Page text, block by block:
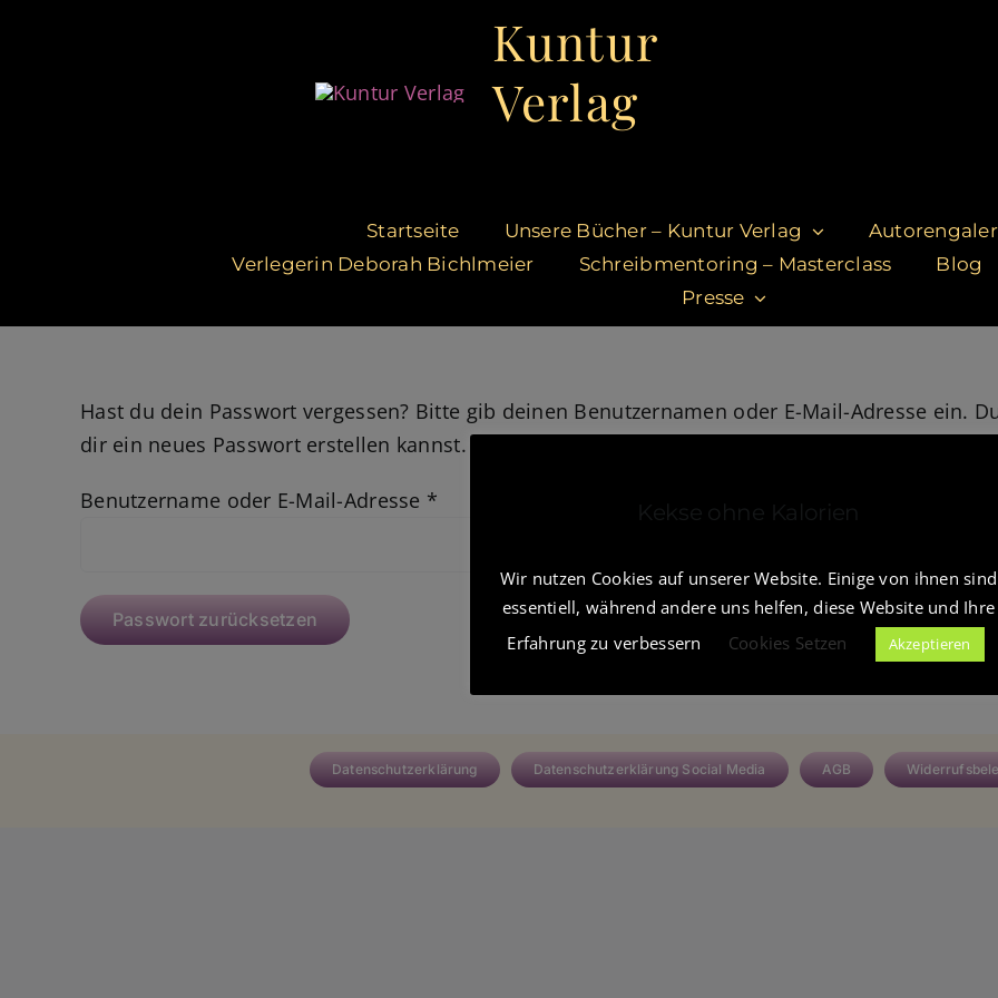
Kuntur
Verlag
Startseite Unsere Bücher – Kuntur Verlag
Verlegerin Deborah Bichlmeier
Schreibmentoring – Masterclass Blog
Presse
Hast du dein Passwort vergessen? Bitte gib deinen Benutzernamen oder E-Mail-Adresse ein.
dir ein neues Passwort erstellen kannst.
Benutzername oder E-Mail-Adresse *
Passwort zurücksetzen
Datenschutzerklärung Datenschutzerklärung Social Media AGB
Wir nutzen Cookies auf unserer Website. Einige von ihnen sind
essentiell, während andere uns helfen, diese Website und Ihre
Erfahrung zu verbessern
Cookies Setzen Akzeptieren